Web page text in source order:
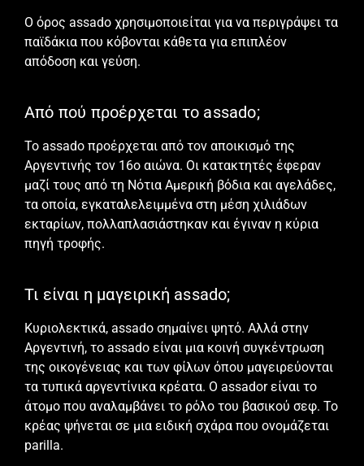
Ο όρος assado χρησιμοποιείται για να περιγράψει τα
παϊδάκια που κόβονται κάθετα για επιπλέον
απόδοση και γεύση.
Από πού προέρχεται το assado;
Το assado προέρχεται από τον αποικισμό της
Αργεντινής τον 16o αιώνα. Οι κατακτητές έφεραν
μαζί τους από τη Νότια Αμερική βόδια και αγελάδες,
τα οποία, εγκαταλελειμμένα στη μέση χιλιάδων
εκταρίων, πολλαπλασιάστηκαν και έγιναν η κύρια
πηγή τροφής.
Τι είναι η μαγειρική assado;
Κυριολεκτικά, assado σημαίνει ψητό. Αλλά στην
Αργεντινή, το assado είναι μια κοινή συγκέντρωση
της οικογένειας και των φίλων όπου μαγειρεύονται
τα τυπικά αργεντίνικα κρέατα. Ο assador είναι το
άτομο που αναλαμβάνει το ρόλο του βασικού σεφ. Το
κρέας ψήνεται σε μια ειδική σχάρα που ονομάζεται
parilla.